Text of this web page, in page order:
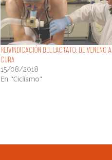
Reivindicación del Lactato: de Veneno a
Cura
15/08/2018
En "Ciclismo"